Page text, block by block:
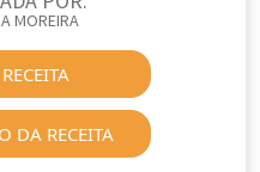
MOREIRA
DA RECEITA